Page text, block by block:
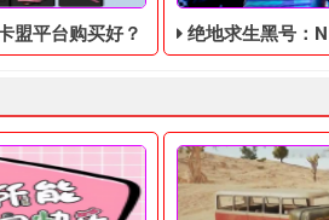
盟平台购买好？ 绝地求生黑号：NH总